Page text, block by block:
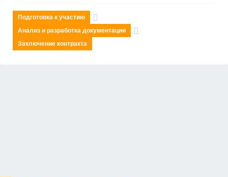
Подготовка к участию
Анализ и разработка документации
Заключение контракта